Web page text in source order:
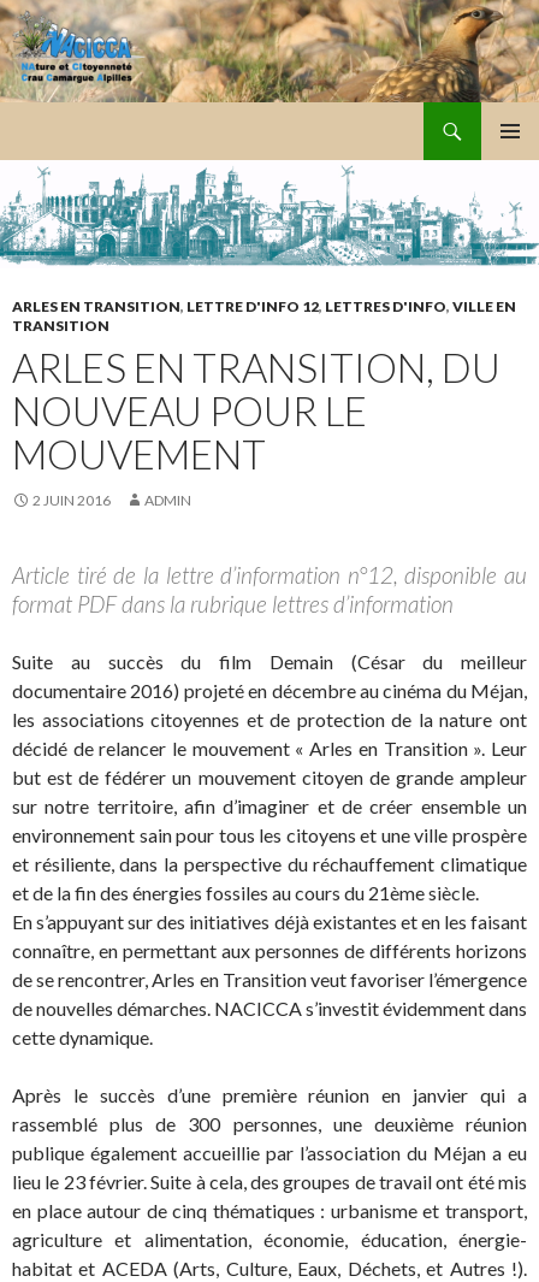
CONTENU
ARLES EN TRANSITION, LETTRE D'INFO 12, LETTRES D'INFO, VILLE EN
TRANSITION
ARLES EN TRANSITION, DU
NOUVEAU POUR LE
MOUVEMENT
2 JUIN 2016 ADMIN
Article tiré de la lettre d’information n°12, disponible au
format PDF dans la rubrique lettres d’information
Suite au succès du film Demain (César du meilleur
documentaire 2016) projeté en décembre au cinéma du Méjan,
les associations citoyennes et de protection de la nature ont
décidé de relancer le mouvement « Arles en Transition ». Leur
but est de fédérer un mouvement citoyen de grande ampleur
sur notre territoire, afin d’imaginer et de créer ensemble un
environnement sain pour tous les citoyens et une ville prospère
et résiliente, dans la perspective du réchauffement climatique
et de la fin des énergies fossiles au cours du 21ème siècle.
En s’appuyant sur des initiatives déjà existantes et en les faisant
connaître, en permettant aux personnes de différents horizons
de se rencontrer, Arles en Transition veut favoriser l’émergence
de nouvelles démarches. NACICCA s’investit évidemment dans
cette dynamique.
Après le succès d’une première réunion en janvier qui a
rassemblé plus de 300 personnes, une deuxième réunion
publique également accueillie par l’association du Méjan a eu
lieu le 23 février. Suite à cela, des groupes de travail ont été mis
en place autour de cinq thématiques : urbanisme et transport,
agriculture et alimentation, économie, éducation, énergie-
habitat et ACEDA (Arts, Culture, Eaux, Déchets, et Autres !).